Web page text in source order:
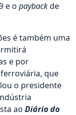
e o paybackde
é também uma
e por
que
o presidente
ao Diário do